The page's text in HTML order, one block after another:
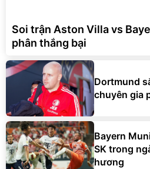
Soi trận Aston Villa vs
phân thắng bại
Dortmund
chuyên gia
Bayern
SK trong
hương